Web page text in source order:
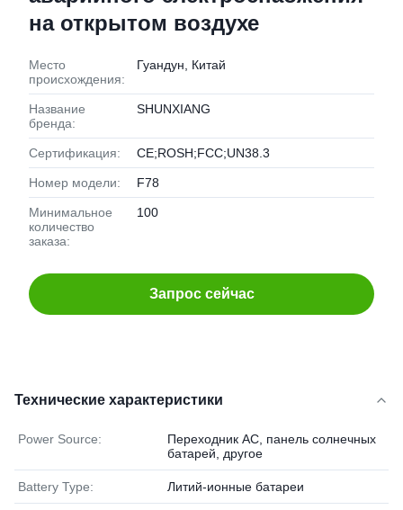
на открытом воздухе
Место
происхождения:
Гуандун, Китай
Название
бренда:
SHUNXIANG
Сертификация: CE;ROSH;FCC;UN38.3
Номер модели: F78
Минимальное
количество
заказа:
100
Запрос сейчас
Технические характеристики
Power Source:
Переходник AC, панель солнечных
батарей, другое
Battery Type: Литий-ионные батареи